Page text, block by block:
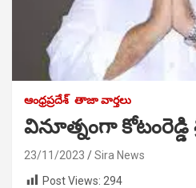
ఆంధ్రప్రదేశ్ తాజా వార్తలు
వినూత్నంగా కోటంరెడ్డి
23/11/2023
Sira News
Post Views: 294